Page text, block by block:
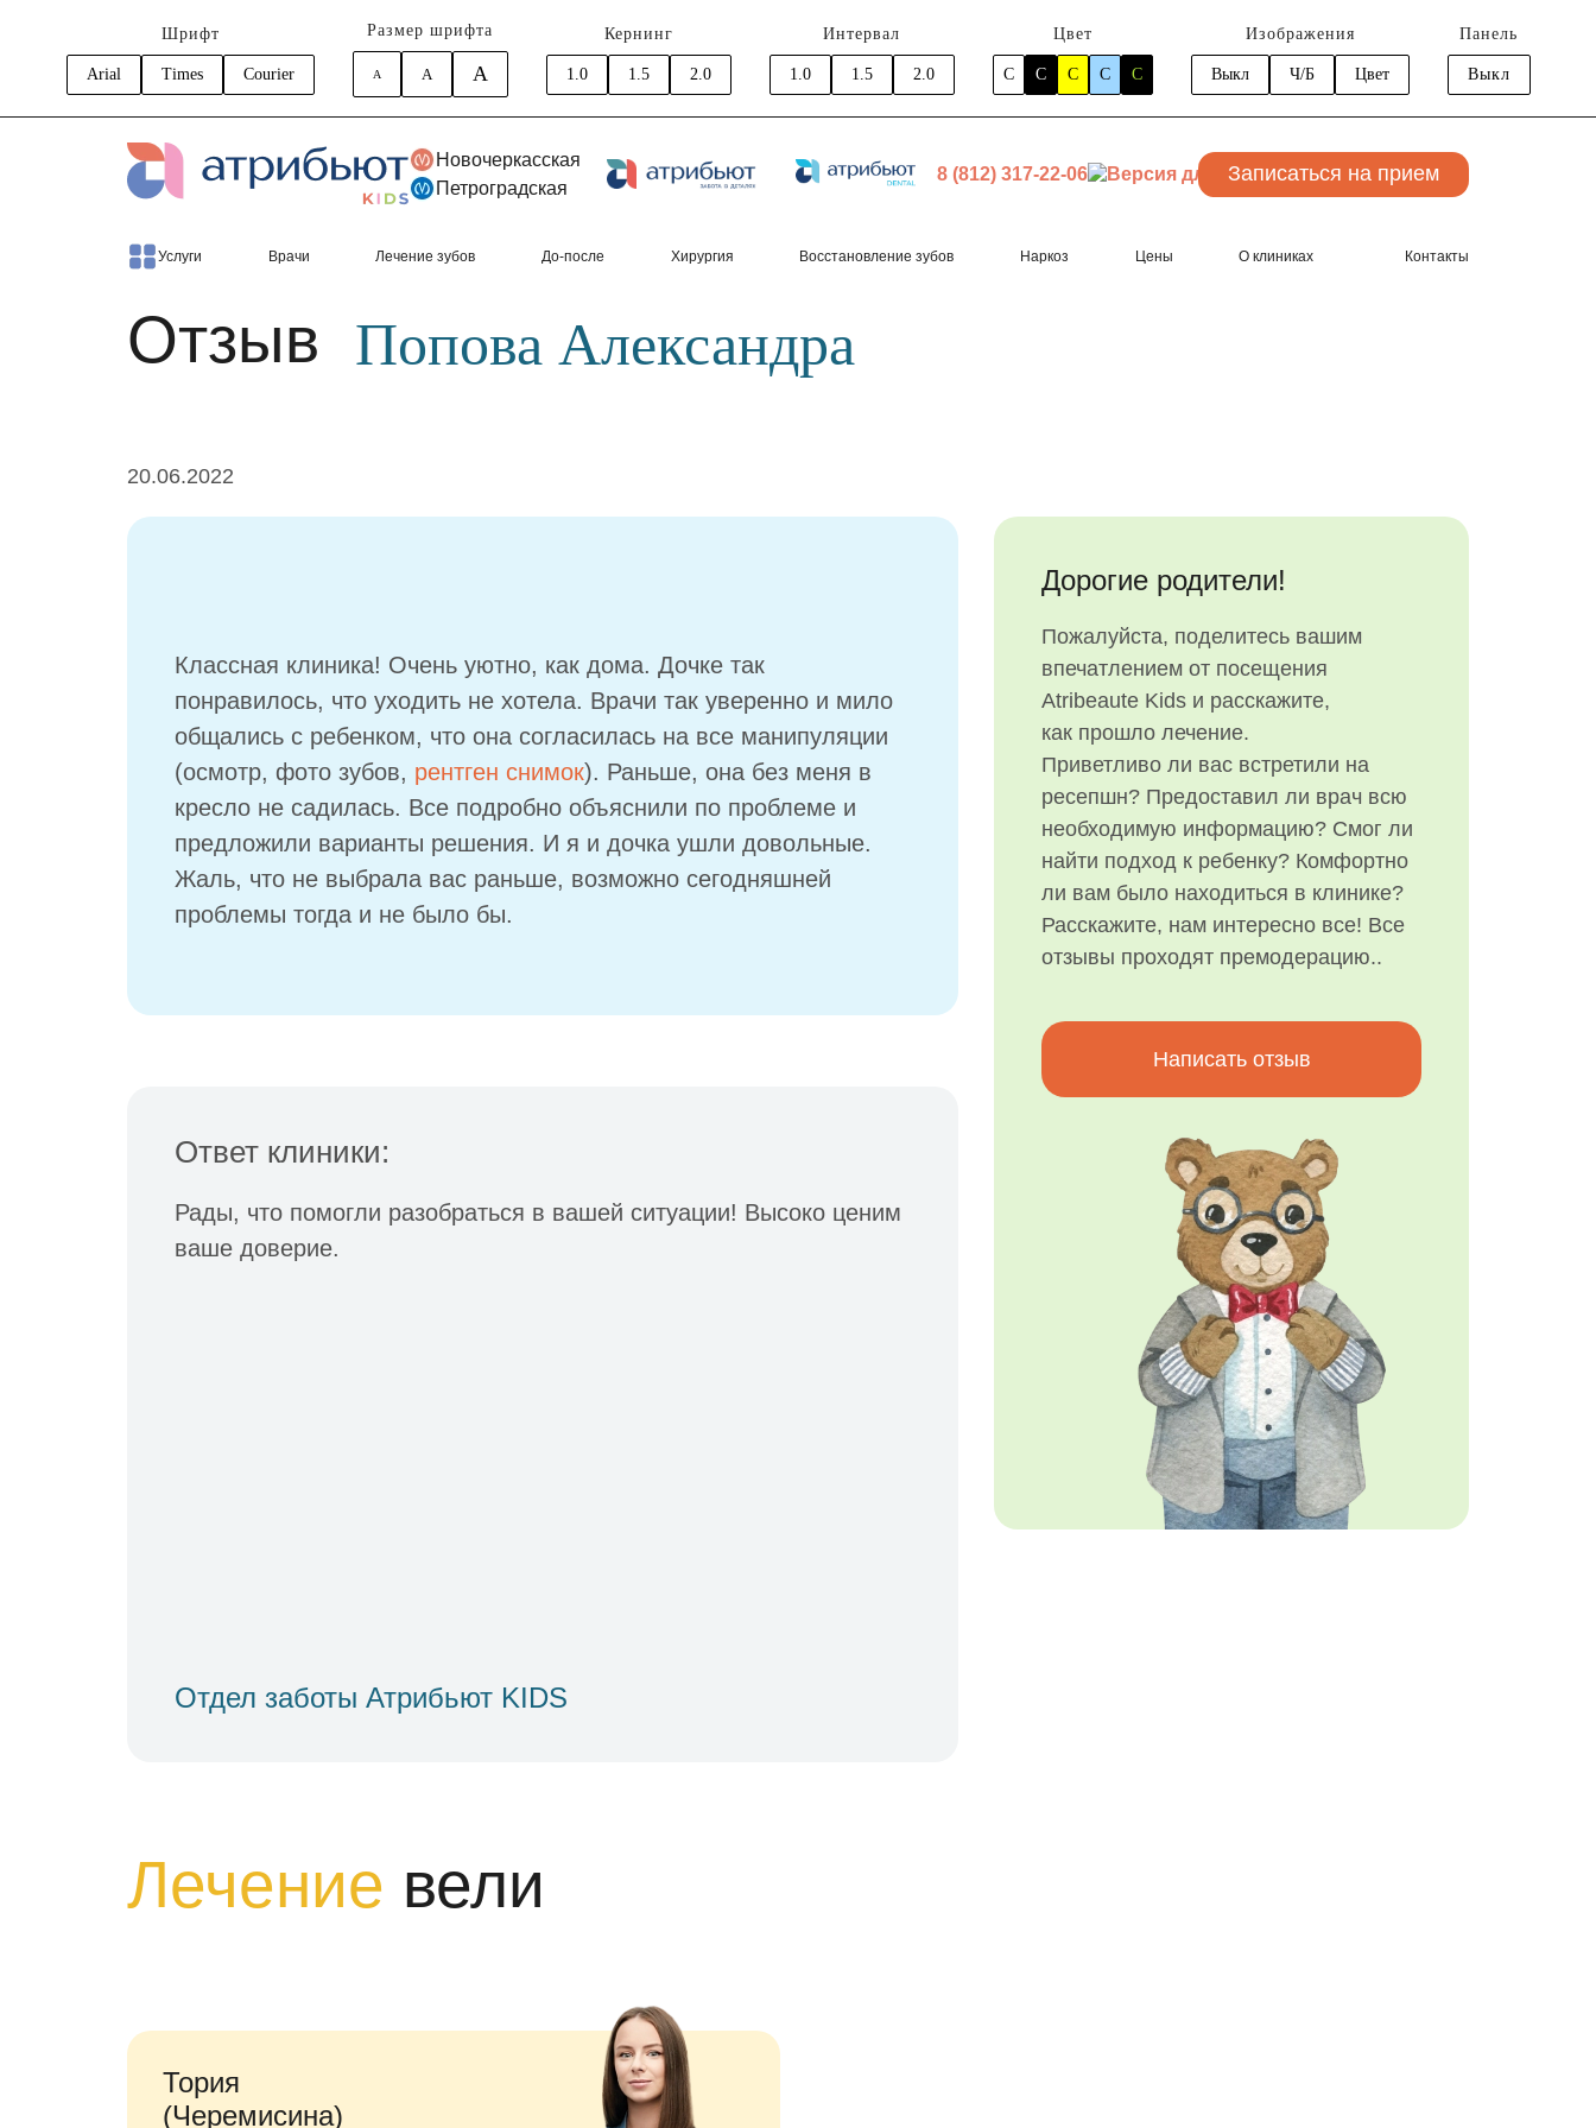
Шрифт
Arial Times Courier
Размер шрифта
A A A
Кернинг
1.0 1.5 2.0
Интервал
1.0 1.5 2.0
Цвет
C C C C C
Изображения
Выкл Ч/Б Цвет
Панель
Выкл
Новочеркасская
Петроградская
8 (812) 317-22-06 Записаться на прием
Услуги Врачи Лечение зубов До-после Хирургия Восстановление зубов Наркоз Цены О клиниках Контакты
Главная
Отзыв Попова Александра
20.06.2022
Классная клиника! Очень уютно, как дома. Дочке так
понравилось, что уходить не хотела. Врачи так уверенно и мило
общались с ребенком, что она согласилась на все манипуляции
(осмотр, фото зубов, рентген снимок). Раньше, она без меня в
кресло не садилась. Все подробно объяснили по проблеме и
предложили варианты решения. И я и дочка ушли довольные.
Жаль, что не выбрала вас раньше, возможно сегодняшней
проблемы тогда и не было бы.
Ответ клиники:
Рады, что помогли разобраться в вашей ситуации! Высоко ценим
ваше доверие.
Отдел заботы Атрибьют KIDS
Дорогие родители!
Пожалуйста, поделитесь вашим
впечатлением от посещения
Atribeaute Kids и расскажите,
как прошло лечение.
Приветливо ли вас встретили на
ресепшн? Предоставил ли врач всю
необходимую информацию? Смог ли
найти подход к ребенку? Комфортно
ли вам было находиться в клинике?
Расскажите, нам интересно все! Все
отзывы проходят премодерацию..
Написать отзыв
Лечение вели
Тория
(Черемисина)